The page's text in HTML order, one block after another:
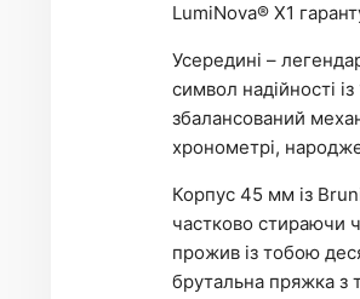
LumiNova® X1
Усередині –
символ надійності
збалансований
хронометрі,
Корпус 45 мм із
частково стираючи
прожив із тобою
брутальна пряжка з